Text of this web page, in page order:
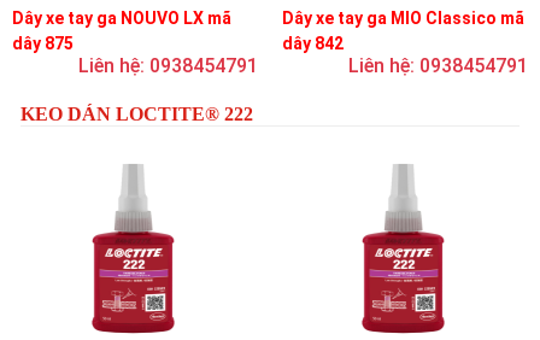
Dây xe tay ga NOUVO LX mã
dây 875
Liên hệ: 0938454791
Dây xe tay ga MIO Classico mã
dây 842
Liên hệ: 0938454791
KEO DÁN LOCTITE® 222